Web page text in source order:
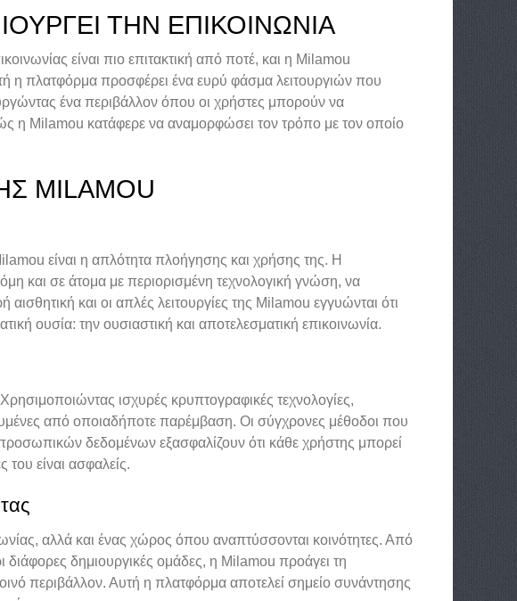
ΤΗΝ ΕΠΙΚΟΙΝΩΝΊΑ
είναι πιο επιτακτική από ποτέ, και η Milamou
η πλατφόρμα προσφέρει ένα ευρύ φάσμα λειτουργιών που
ένα περιβάλλον όπου οι χρήστες μπορούν να
η Milamou κατάφερε να αναμορφώσει τον τρόπο με τον οποίο
MILAMOU
είναι η απλότητα πλοήγησης και χρήσης της. Η
και σε άτομα με περιορισμένη τεχνολογική γνώση, να
και οι απλές λειτουργίες της Milamou εγγυώνται ότι
ουσία: την ουσιαστική και αποτελεσματική επικοινωνία.
ισχυρές κρυπτογραφικές τεχνολογίες,
από οποιαδήποτε παρέμβαση. Οι σύγχρονες μέθοδοι που
δεδομένων εξασφαλίζουν ότι κάθε χρήστης μπορεί
του είναι ασφαλείς.
αλλά και ένας χώρος όπου αναπτύσσονται κοινότητες. Από
δημιουργικές ομάδες, η Milamou προάγει τη
περιβάλλον. Αυτή η πλατφόρμα αποτελεί σημείο συνάντησης